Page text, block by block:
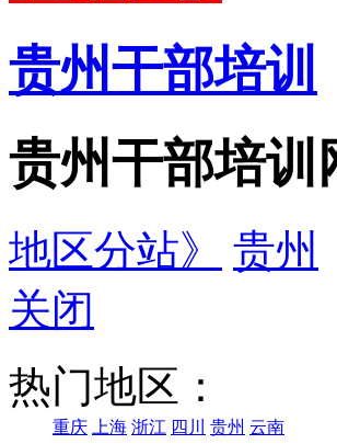
贵州干部培训
贵州干部培训
地区分站》
贵州
关闭
热门地区：
重庆 上海 浙江 四川 贵州 云南